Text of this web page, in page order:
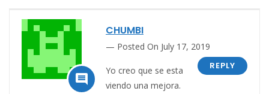

CHUMBI
Posted On July 17, 2019
REPLY
Yo creo que se esta
viendo una mejora.